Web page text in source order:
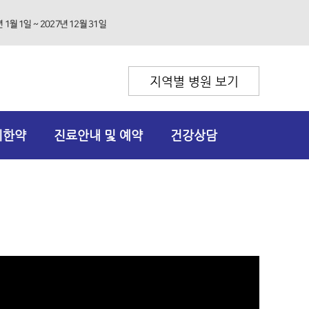
지역별 병원 보기
약 진료안내 및 예약 건강상담